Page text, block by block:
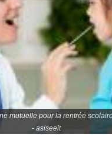
mutuelle pour la rentrée
- asiseeit